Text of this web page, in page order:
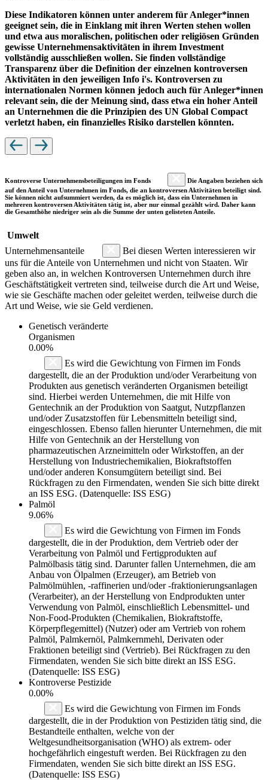
Diese Indikatoren können unter anderem für Anleger*innen
geeignet sein, die in Einklang mit ihren Werten stehen wollen
und etwa aus moralischen, politischen oder religiösen Gründen
gewisse Unternehmensaktivitäten in ihrem Investment
vollständig ausschließen wollen. Sie finden vollständige
Transparenz über die Definition der einzelnen kontroversen
Aktivitäten in den jeweiligen Info i's. Kontroversen zu
internationalen Normen können jedoch auch für Anleger*innen
relevant sein, die der Meinung sind, dass etwa ein hoher Anteil
an Unternehmen die die Prinzipien des UN Global Compact
verletzt haben, ein finanzielles Risiko darstellen könnten.
Kontroverse Unternehmensbeteiligungen im Fonds
Die Angaben beziehen sich
auf den Anteil von Unternehmen im Fonds, die an kontroversen Aktivitäten beteiligt sind.
Sie können nicht aufsummiert werden, da es möglich ist, dass ein Unternehmen in
mehreren kontroversen Aktivitäten tätig ist, aber nur einmal gezählt wird. Daher kann
die Gesamthöhe niedriger sein als die Summe der unten gelisteten Anteile.
Umwelt
Unternehmensanteile
Bei diesen Werten interessieren wir
uns für die Anteile von Unternehmen und nicht von Staaten. Wir
geben also an, in welchen Kontroversen Unternehmen durch ihre
Geschäftstätigkeit vertreten sind, teilweise durch die Art und Weise,
wie sie Geschäfte machen oder geleitet werden, teilweise durch die
Art und Weise, wie sie Geld verdienen.
Genetisch veränderte
Organismen
0.00%
Es wird die Gewichtung von Firmen im Fonds
dargestellt, die an der Produktion und/oder Verarbeitung von
Produkten aus genetisch veränderten Organismen beteiligt
sind. Hierbei werden Unternehmen, die mit Hilfe von
Gentechnik an der Produktion von Saatgut, Nutzpflanzen
und/oder Zusatzstoffen für Lebensmitteln beteiligt sind,
eingeschlossen. Ebenso fallen hierunter Unternehmen, die mit
Hilfe von Gentechnik an der Herstellung von
pharmazeutischen Arzneimitteln oder Wirkstoffen, an der
Herstellung von Industriechemikalien, Biokraftstoffen
und/oder anderen Konsumgütern beteiligt sind. Bei
Rückfragen zu den Firmendaten, wenden Sie sich bitte direkt
an ISS ESG. (Datenquelle: ISS ESG)
Palmöl
9.06%
Es wird die Gewichtung von Firmen im Fonds
dargestellt, die in der Produktion, dem Vertrieb oder der
Verarbeitung von Palmöl und Fertigprodukten auf
Palmölbasis tätig sind. Darunter fallen Unternehmen, die am
Anbau von Ölpalmen (Erzeuger), am Betrieb von
Palmölmühlen, -raffinerien und/oder -fraktionierungsanlagen
(Verarbeiter), an der Herstellung von Endprodukten unter
Verwendung von Palmöl, einschließlich Lebensmittel- und
Non-Food-Produkten (Chemikalien, Biokraftstoffe,
Körperpflegemittel) (Nutzer) oder am Vertrieb von rohem
Palmöl, Palmkernöl, Palmkernmehl, Derivaten oder
Fraktionen beteiligt sind (Vertrieb). Bei Rückfragen zu den
Firmendaten, wenden Sie sich bitte direkt an ISS ESG.
(Datenquelle: ISS ESG)
Kontroverse Pestizide
0.00%
Es wird die Gewichtung von Firmen im Fonds
dargestellt, die in der Produktion von Pestiziden tätig sind, die
Bestandteile enthalten, welche von der
Weltgesundheitsorganisation (WHO) als extrem- oder
hochgefährlich eingestuft werden. Bei Rückfragen zu den
Firmendaten, wenden Sie sich bitte direkt an ISS ESG.
(Datenquelle: ISS ESG)